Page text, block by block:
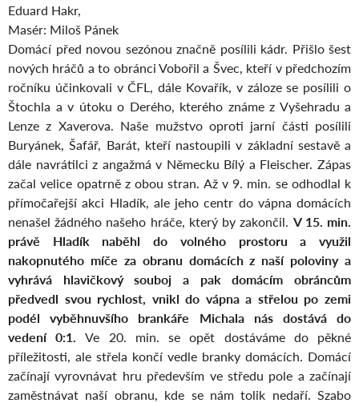
Eduard Hakr,
Masér: Miloš Pánek
Domácí před novou sezónou značně posílili kádr. Přišlo šest
nových hráčů a to obránci Vobořil a Švec, kteří v předchozím
ročníku účinkovali v ČFL, dále Kovařík, v záloze se posílili o
Štochla a v útoku o Derého, kterého známe z Vyšehradu a
Lenze z Xaverova. Naše mužstvo oproti jarní části posílili
Buryánek, Šafář, Barát, kteří nastoupili v základní sestavě a
dále navrátilci z angažmá v Německu Bílý a Fleischer. Zápas
začal velice opatrně z obou stran. Až v 9. min. se odhodlal k
přímočařejší akci Hladík, ale jeho centr do vápna domácích
nenašel žádného našeho hráče, který by zakončil. V 15. min.
právě Hladík naběhl do volného prostoru a využil
nakopnutého míče za obranu domácích z naší poloviny a
vyhrává hlavičkový souboj a pak domácím obráncům
předvedl svou rychlost, vnikl do vápna a střelou po zemi
podél vyběhnuvšího brankáře Michala nás dostává do
vedení 0:1.Ve 20. min. se opět dostáváme do pěkné
příležitosti, ale střela končí vedle branky domácích. Domácí
začínají vyrovnávat hru především ve středu pole a začínají
zaměstnávat naší obranu, kde se nám tolik nedaří. Szabo